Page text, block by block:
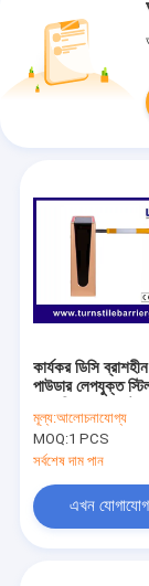
কার্যকর ডিসি
পাউডার লেপযুক্ত
মূল্য:আলোচনাযোগ্য
MOQ:1 PCS
সর্বশেষ দাম পান
এখন যোগাযোগ